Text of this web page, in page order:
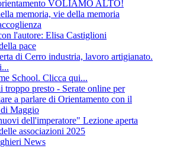
VOLIAMO ALTO!
memoria, vie della memoria
l'autore: Elisa Castiglioni
pace
di Cerro industria, lavoro artigianato.
School. Clicca qui...
troppo presto - Serate online per
a parlare di Orientamento con il
Maggio
dell'imperatore" Lezione aperta
associazioni 2025
News